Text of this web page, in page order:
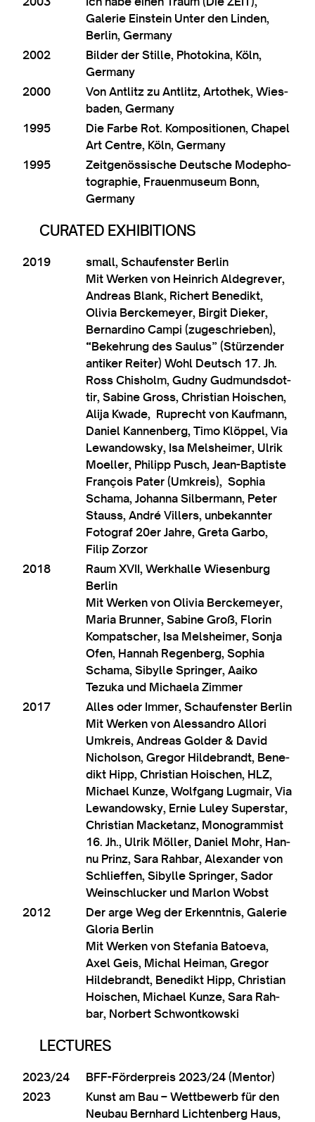
Galer­ie Ein­stein Unter den Linden,
Ber­lin, Germany
2002
Bilder der Stille, Pho­tok­ina, Köln,
Germany
2000
Von Ant­l­itz zu Ant­l­itz, Artothek, Wies­
baden, Germany
1995
Die Farbe Rot. Kom­posi­tion­en, Chapel
Art Centre, Köln, Germany
1995
Zeit­genöss­is­che Deutsche Mod­e­pho­
to­graph­ie, Frauen­mu­seum Bonn,
Germany
CURATED EXHIBITIONS
2019
small, Schaufen­ster Ber­lin
Mit Werken von Hein­rich Alde­gre­ver,
Andreas Blank, Rich­ert Bene­dikt,
Olivia Ber­ck­e­mey­er, Birgit Dieker,
Bern­ardino Campi (zuges­chrieben),
“Bekehrung des Saulus” (Stürzender
anti­ker Reit­er) Wohl Deutsch 17. Jh.
Ross Chisholm, Gudny Gud­mundsdot­
tir, Sabine Gross, Chris­ti­an Hois­chen,
Alija Kwade, Ruprecht von Kaufmann,
Daniel Kannen­berg, Timo Klöp­pel, Via
Lewan­dowsky, Isa Melsheimer, Ulrik
Moeller, Phil­ipp Pusch, Jean-Bap­tiste
François Pater (Umkre­is), Sophia
Schama, Johanna Sil­ber­mann, Peter
Stauss, André Villers, unbekan­nter
Foto­graf 20er Jahre, Greta Garbo,
Filip Zorzor
2018
Raum XVII, Werkhalle Wiesen­burg
Ber­lin
Mit Werken von Olivia Ber­ck­e­mey­er,
Maria Brun­ner, Sabine Groß, Flor­in
Kom­patscher, Isa Melsheimer, Sonja
Ofen, Han­nah Regen­berg, Sophia
Schama, Sibylle Spring­er, Aaiko
Tezuka und Michaela Zimmer
2017
Alles oder Immer, Schaufen­ster Ber­lin
Mit Werken von Aless­andro Allori
Umkre­is, Andreas Golder & Dav­id
Nich­olson, Gregor Hildebrandt, Bene­
dikt Hipp, Chris­ti­an Hois­chen, HLZ,
Michael Kun­ze, Wolfgang Lug­mair, Via
Lewan­dowsky, Ernie Luley Super­star,
Chris­ti­an Mack­et­anz, Mono­gram­m­ist
16. Jh., Ulrik Möller, Daniel Mohr, Han­
nu Prinz, Sara Rah­bar, Alex­an­der von
Schlief­fen, Sibylle Spring­er, Sad­or
Weinsch­luck­er und Mar­lon Wobst
2012
Der arge Weg der Erken­nt­nis, Galer­ie
Glor­ia Ber­lin
Mit Werken von Stefania Bato­eva,
Axel Geis, Michal Hei­man, Gregor
Hildebrandt, Bene­dikt Hipp, Chris­ti­an
Hois­chen, Michael Kun­ze, Sara Rah­
bar, Norbert Schwontkowski
LECTURES
2023/24
BFF-Förder­preis 2023/24 (Ment­or)
2023
Kunst am Bau – Wettbe­w­erb für den
Neubau Bernhard Lichten­berg Haus,